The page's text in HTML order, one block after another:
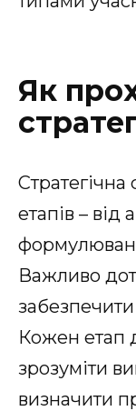
Як
Стратегічна
етапів – від
Важливо
забезпечити
Кожен етап
зрозуміти
визначити